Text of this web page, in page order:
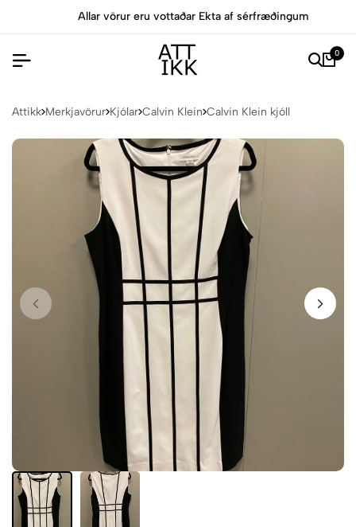
Allar vörur eru vottaðar Ekta af sérfræðingum
0
Attikk Merkjavörur Kjólar Calvin Klein Calvin Klein kjóll